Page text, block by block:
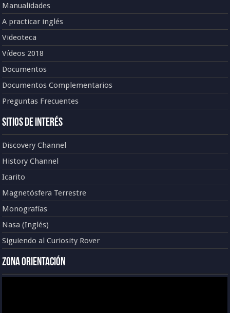
Manualidades
A practicar inglés
Videoteca
Vídeos 2018
Documentos
Documentos Complementarios
Preguntas Frecuentes
Sitios de Interés
Discovery Channel
History Channel
Icarito
Magnetósfera Terrestre
Monografías
Nasa (Inglés)
Siguiendo al Curiosity Rover
Zona Orientación